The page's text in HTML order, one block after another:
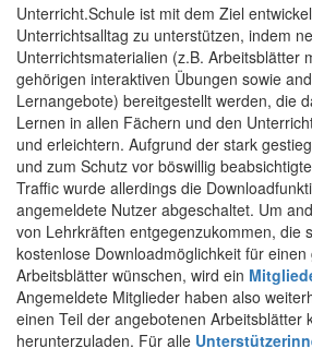
Unterricht.Schule ist mit dem Ziel
Unterrichtsalltag zu unterstützen, indem
Unterrichtsmaterialien (z.B. Arbeitsblätter
gehörigen interaktiven Übungen sowie
Lernangebote) bereitgestellt werden, die
Lernen in allen Fächern und den
und erleichtern. Aufgrund der stark
und zum Schutz vor böswillig
Traffic wurde allerdings die
angemeldete Nutzer abgeschaltet. Um
von Lehrkräften entgegenzukommen, die
kostenlose Downloadmöglichkeit für
Arbeitsblätter wünschen, wird ein
Angemeldete Mitglieder haben also
einen Teil der angebotenen Arbeitsblätter
herunterzuladen. Für alle